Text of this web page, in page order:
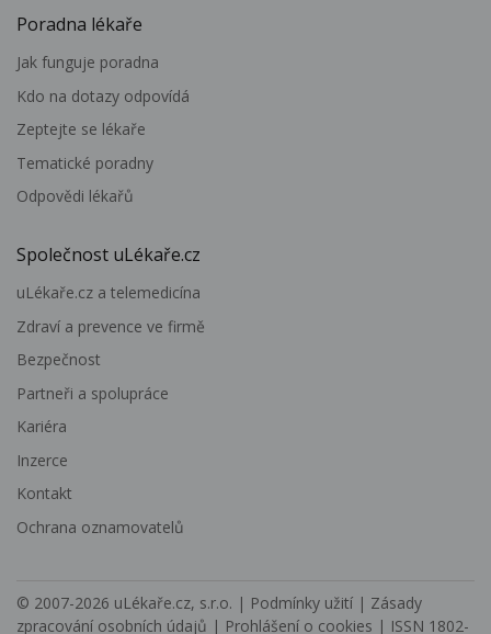
Poradna lékaře
Jak funguje poradna
Kdo na dotazy odpovídá
Zeptejte se lékaře
Tematické poradny
Odpovědi lékařů
Společnost uLékaře.cz
uLékaře.cz a telemedicína
Zdraví a prevence ve firmě
Bezpečnost
Partneři a spolupráce
Kariéra
Inzerce
Kontakt
Ochrana oznamovatelů
© 2007-2026 uLékaře.cz, s.r.o. | Podmínky užití | Zásady
zpracování osobních údajů | Prohlášení o cookies | ISSN 1802-